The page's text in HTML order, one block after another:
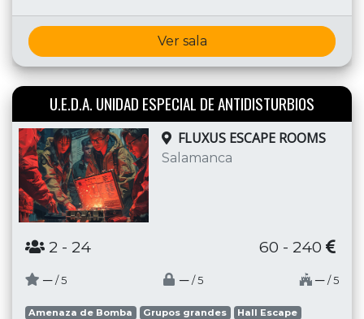
Ver sala
U.E.D.A. UNIDAD ESPECIAL DE ANTIDISTURBIOS
FLUXUS ESCAPE ROOMS
Salamanca
2 - 24 60 - 240
─ / 5 ─ / 5 ─ / 5
Amenaza de Bomba Grupos grandes
Hall Escape